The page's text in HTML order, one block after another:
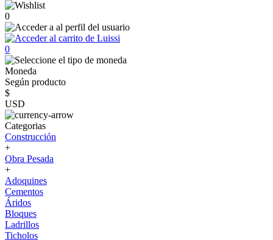
0
0
Moneda
Según producto
$
USD
Categorias
Construcción
+
Obra Pesada
+
Adoquines
Cementos
Áridos
Bloques
Ladrillos
Ticholos